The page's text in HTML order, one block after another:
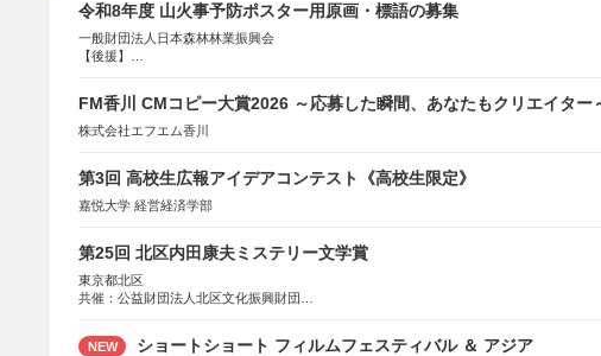
令和8年度 山火事予防ポスター用原画・標語の募集
一般財団法人日本森林林業振興会
【後援】
FM香川 CMコピー大賞2026 ～応募した瞬間、あなたもクリエイター
株式会社エフエム香川
第3回 高校生広報アイデアコンテスト《高校生限定》
嘉悦大学 経営経済学部
第25回 北区内田康夫ミステリー文学賞
東京都北区
共催：公益財団法人北区文化振興財団
協賛：株式会社実業之日本社
NEW
ショートショート フィルムフェスティバル ＆ アジア